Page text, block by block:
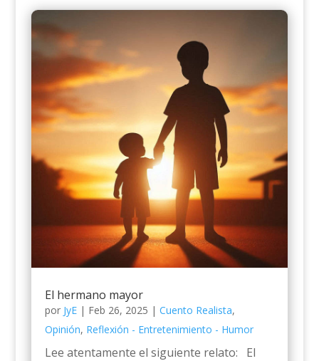
El hermano mayor
por JyE| Feb 26, 2025 | Cuento Realista,
Opinión, Reflexión - Entretenimiento - Humor
Lee atentamente el siguiente relato: El